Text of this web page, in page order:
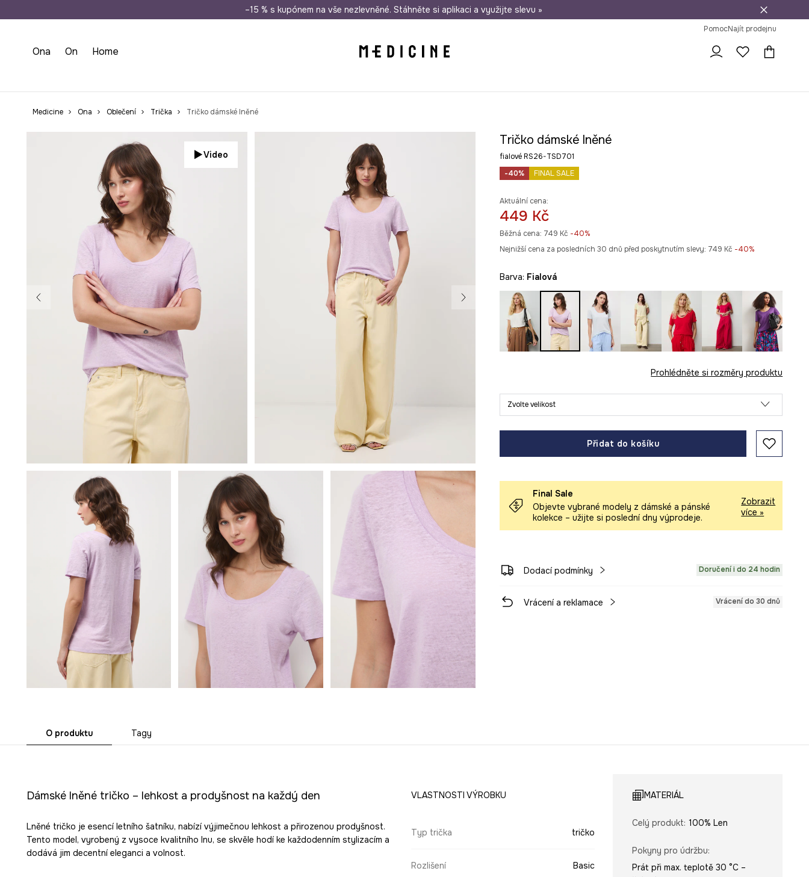
Doprava zdarma při nákupu nad 1 200 Kč Odeslání i do 24 hodin 30 dní na vrácení zboží
–15 % s kupónem na vše nezlevněné. Stáhněte si aplikaci a využijte slevu »
PomocNajít prodejnu
Ona On Home
Medicine Ona Oblečení Trička Tričko dámské lněné
Video
Tričko dámské lněné
fialové RS26-TSD701
-40%
FINAL SALE
Aktuální cena:
449 Kč
Běžná cena: 749 Kč -40%
Nejnižší cena za posledních 30 dnů před poskytnutím slevy: 749 Kč -40%
Barva: fialová
Prohlédněte si rozměry produktu
Zvolte velikost
Přidat do košíku
Final Sale
Objevte vybrané modely z dámské a pánské
kolekce – užijte si poslední dny výprodeje.
Zobrazit
více »
Dodací podmínky Doručení i do 24 hodin
Vrácení a reklamace Vrácení do 30 dnů
O produktu Tagy
Dámské lněné tričko – lehkost a prodyšnost na každý den
Lněné tričko je esencí letního šatníku, nabízí výjimečnou lehkost a přirozenou prodyšnost.
Tento model, vyrobený z vysoce kvalitního lnu, se skvěle hodí ke každodenním stylizacím a
dodává jim decentní eleganci a volnost.
VLASTNOSTI VÝROBKU
Typ trička tričko
Rozlišení Basic
MATERIÁL
Celý produkt: 100% Len
Pokyny pro údržbu:
Prát při max. teplotě 30 °C –